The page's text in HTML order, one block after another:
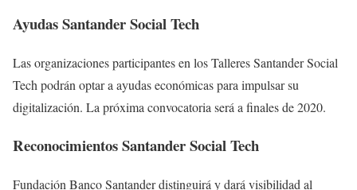
Ayudas Santander Social Tech
Las organizaciones participantes en los Talleres Santander Social
Tech podrán optar a ayudas económicas para impulsar su
digitalización. La próxima convocatoria será a finales de 2020.
Reconocimientos Santander Social Tech
Fundación Banco Santander distinguirá y dará visibilidad al